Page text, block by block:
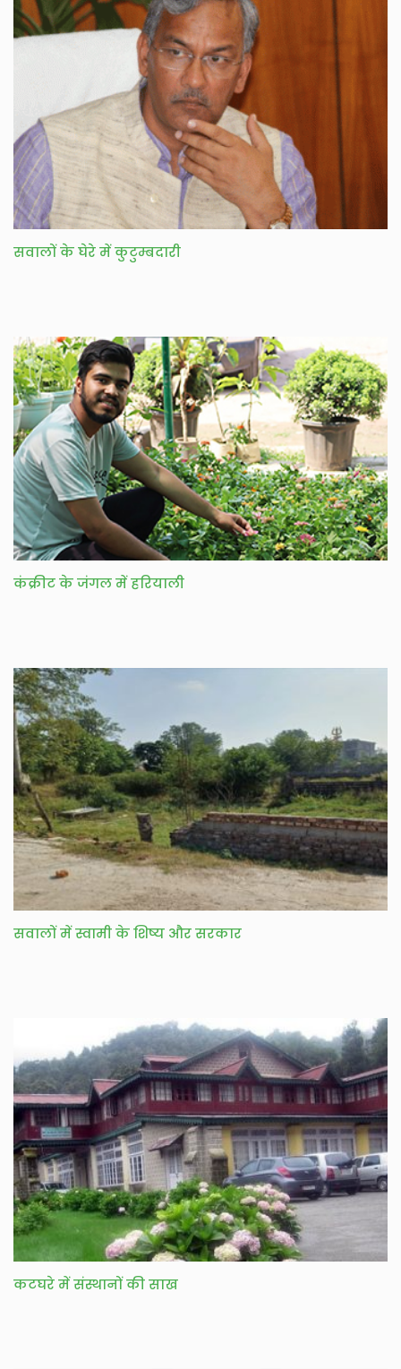
सवालों के घेरे में कुटुम्बदारी
कंक्रीट के जंगल में हरियाली
सवालों में स्वामी के शिष्य और सरकार
कटघरे में संस्थानों की साख